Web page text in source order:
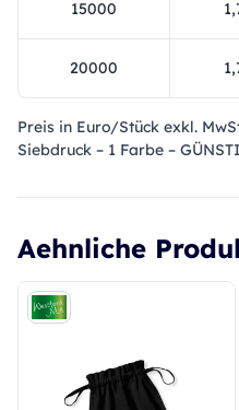
15000
20000
Preis in Euro/Stück exkl.
Siebdruck – 1 Farbe –
Aehnliche